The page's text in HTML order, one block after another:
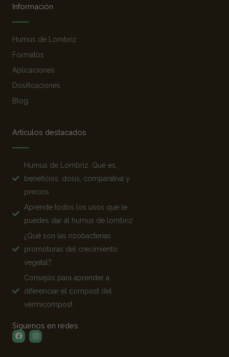
Información
Humus de Lombriz
Formatos
Aplicaciones
Dosificaciones
Blog
Artículos destacados
Humus de Lombriz. Qué es,
beneficios, dosis, comparativa y
precios
Aprende todos los usos que le
puedes dar al humus de lombriz
¿Qué son las rizobacterias
promotoras del crecimiento
vegetal?
Consejos para aprender a
diferenciar el compost del
vermicompost
Síguenos en redes
FacebookInstagram